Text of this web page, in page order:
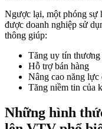
Ngược lại, một phóng sự
được doanh nghiệp sử
thông giúp:
Tăng uy tín thương
Hỗ trợ bán hàng
Nâng cao năng lực
Tăng niềm tin của
Những hình